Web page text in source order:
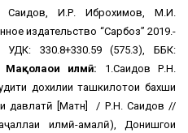
И.Р. Иброхимов, М.И.
издательство “Сарбоз” 2019.-
УДК: 330.8+330.59 (575.3), ББК:
Мақолаҳои илмӣ: 1.Саидов Р.Н.
дохилии ташкилотҳои бахши
давлатӣ [Матн] / Р.Н. Саидов //
илмӣ-амалӣ), Донишгоҳи